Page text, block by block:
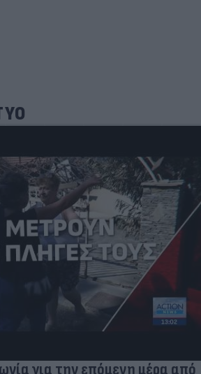
για την επόμενη μέρα από